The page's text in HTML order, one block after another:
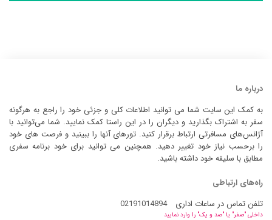
درباره ما
به کمک این سایت شما می توانید اطلاعات کلی و جزئی خود را راجع به هرگونه
سفر به اشتراک بگذارید و دیگران را در این راستا کمک نمایید. شما می‌توانید با
آژانس‌های مسافرتی ارتباط برقرار کنید. تورهای آنها را ببینید و فرصت های خود
را برحسب نیاز خود تغییر دهید. همچنین می توانید برای خود برنامه سفری
مطابق با سلیقه خود داشته باشید.
راه‌های ارتباطی
تلفن تماس در ساعات اداری
02191014894
داخلی "صفر" یا "صد و یک" را وارد نمایید